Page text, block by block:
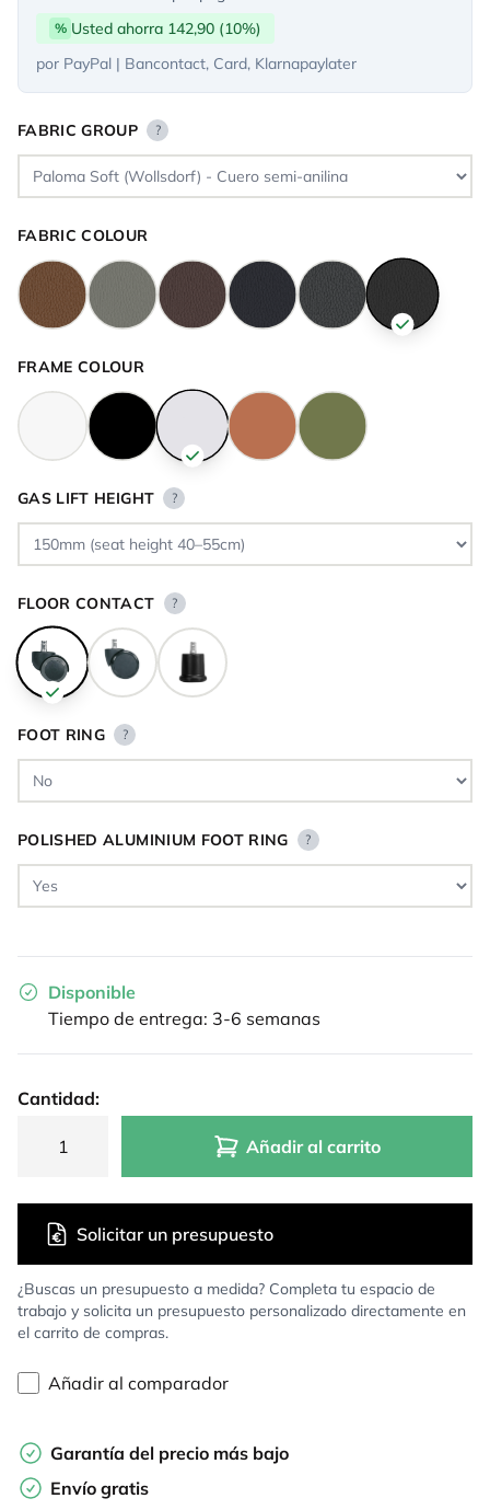
% Usted ahorra 142,90 (10%)
por PayPal | Bancontact, Card, Klarnapaylater
FABRIC GROUP ?
FABRIC COLOUR
FRAME COLOUR
GAS LIFT HEIGHT ?
FLOOR CONTACT ?
FOOT RING ?
POLISHED ALUMINIUM FOOT RING ?
Disponible
Tiempo de entrega: 3-6 semanas
Cantidad:
Añadir al carrito
¿Buscas un presupuesto a medida? Completa tu espacio de
trabajo y solicita un presupuesto personalizado directamente en
el carrito de compras.
Solicitar un presupuesto
Añadir al comparador
Garantía del precio más bajo
Envío gratis